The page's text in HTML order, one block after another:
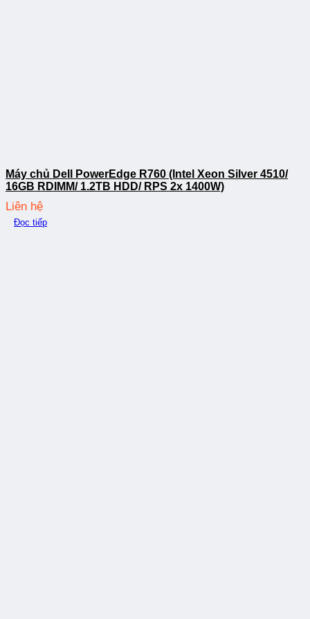
Máy chủ Dell PowerEdge R760 (Intel Xeon Silver 4510/
16GB RDIMM/ 1.2TB HDD/ RPS 2x 1400W)
Liên hệ
Đọc tiếp